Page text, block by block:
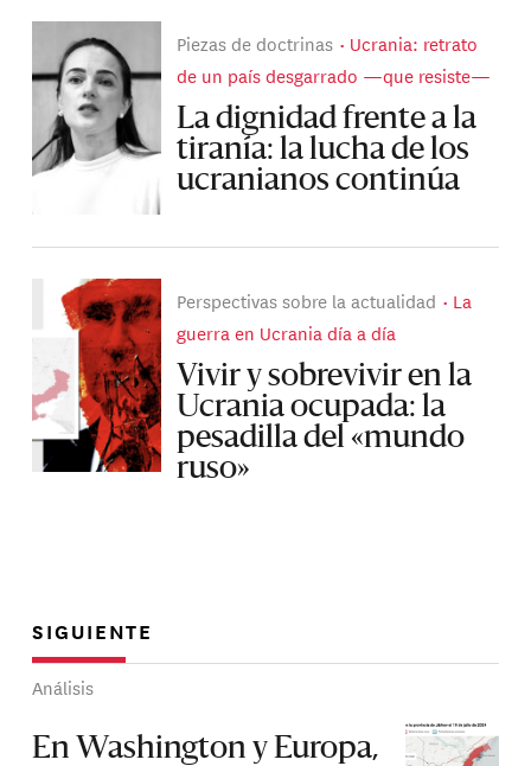
Piezas de doctrinas
Ucrania: retrato
de un país desgarrado —que resiste—
La dignidad frente a la
tiranía: la lucha de los
ucranianos continúa
Perspectivas sobre la actualidad
La
guerra en Ucrania día a día
Vivir y sobrevivir en la
Ucrania ocupada: la
pesadilla del «mundo
ruso»
SIGUIENTE
Análisis
En Washington y Europa,